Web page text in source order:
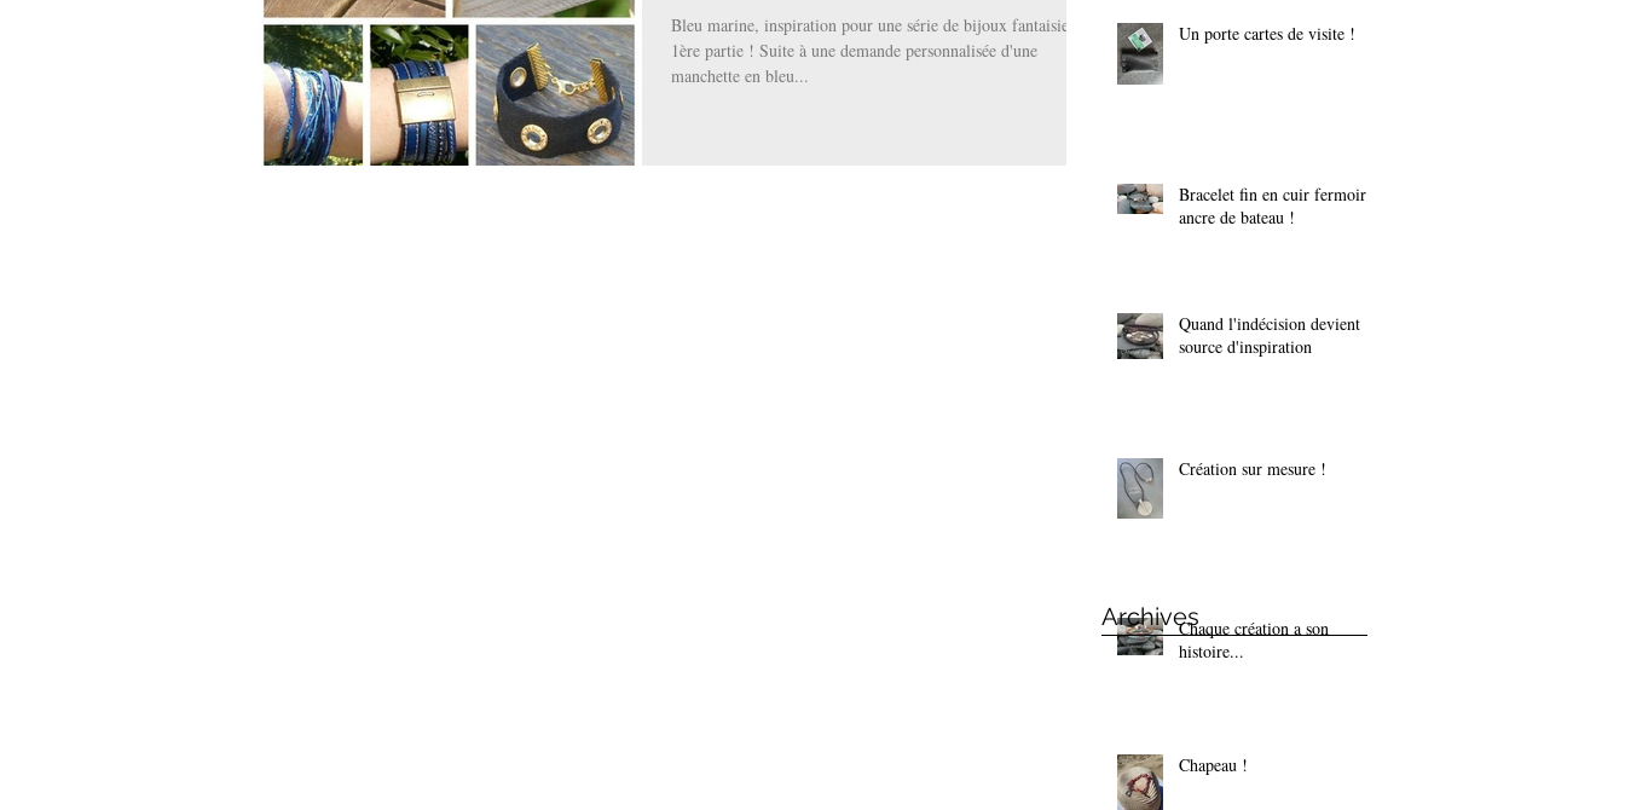
Bleu marine, inspiration pour une série de bijoux fantaisie !
1ère partie ! Suite à une demande personnalisée d'une
manchette en bleu...
Un porte cartes de visite !
Bracelet fin en cuir fermoir
ancre de bateau !
Quand l'indécision devient
source d'inspiration
Création sur mesure !
Chaque création a son
histoire...
Chapeau !
Archives